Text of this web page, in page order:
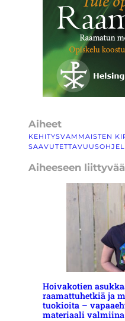
Aiheet
KEHITYSVAMMAISTEN
Aiheeseen liittyvää
Hoivakotien
raamattuhetkiä ja
tuokioita –
materiaali valmiina